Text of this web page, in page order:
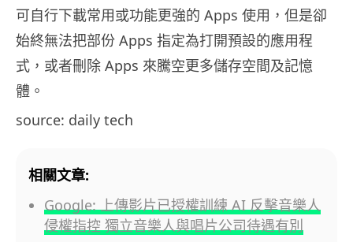
可自行下載常用或功能更強的 Apps 使用，但是卻
始終無法把部份 Apps 指定為打開預設的應用程
式，或者刪除 Apps 來騰空更多儲存空間及記憶
體。
source: daily tech
相關文章:
Google: 上傳影片已授權訓練 AI 反擊音樂人
侵權指控 獨立音樂人與唱片公司待遇有別